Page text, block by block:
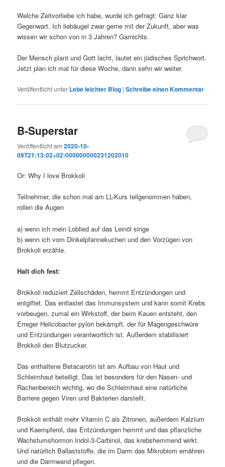
Welche Zeitvorliebe ich habe, wurde ich gefragt: Ganz klar
Gegenwart. Ich liebäugel zwar gerne mit der Zukunft, aber was
wissen wir schon von in 3 Jahren? Garnichts.
Der Mensch plant und Gott lacht, lautet ein jüdisches Sprichwort.
Jetzt plan ich mal für diese Woche, dann sehn wir weiter.
Veröffentlicht unter Lebe leichter Blog |Schreibe einen Kommentar
B-Superstar
Veröffentlicht am2020-10-
09T21:13:02+02:000000000231202010
Or: Why I love Brokkoli
Teilnehmer, die schon mal am LL-Kurs teilgenommen haben,
rollen die Augen
a) wenn ich mein Loblied auf das Leinöl singe
b) wenn ich vom Dinkelpfannekuchen und den Vorzügen von
Brokkoli erzähle.
Halt dich fest:
Brokkoli reduziert Zellschäden, hemmt Entzündungen und
entgiftet. Das entlastet das Immunsystem und kann somit Krebs
vorbeugen, zumal ein Wirkstoff, der beim Kauen entsteht, den
Erreger Helicobacter pylori bekämpft, der für Magengeschwüre
und Entzündungen verantwortlich ist. Außerdem stabilisiert
Brokkoli den Blutzucker.
Das enthaltene Betacarotin ist am Aufbau von Haut und
Schleimhaut beteiligt. Das ist besonders für den Nasen- und
Rachenbereich wichtig, wo die Schleimhaut eine natürliche
Barriere gegen Viren und Bakterien darstellt.
Brokkoli enthält mehr Vitamin C als Zitronen, außerdem Kalzium
und Kaempferol, das Entzündungen hemmt und das pflanzliche
Wachstumshormon Indol-3-Carbinol, das krebshemmend wirkt.
Und natürlich Ballaststoffe, die im Darm das Mikrobiom ernähren
und die Darmwand pflegen.